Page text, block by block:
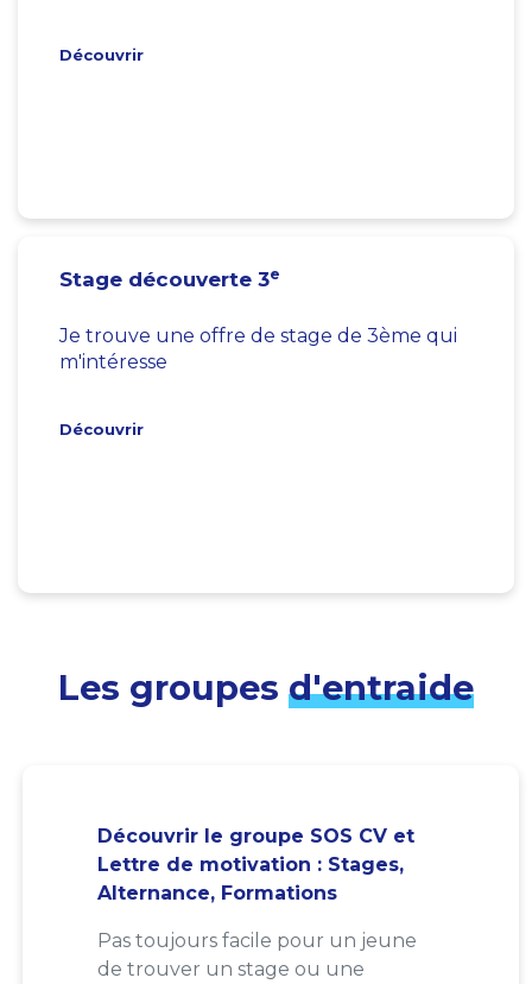
Découvrir
Stage découverte 3e
Je trouve une offre de stage de 3ème qui
m'intéresse
Découvrir
Les groupes d'entraide
Découvrir le groupe SOS CV et
Lettre de motivation : Stages,
Alternance, Formations
Pas toujours facile pour un jeune
de trouver un stage ou une